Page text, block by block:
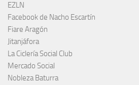
EZLN
Facebook de Nacho Escartín
Fiare Aragón
Jitanjáfora
La Ciclería Social Club
Mercado Social
Nobleza Baturra